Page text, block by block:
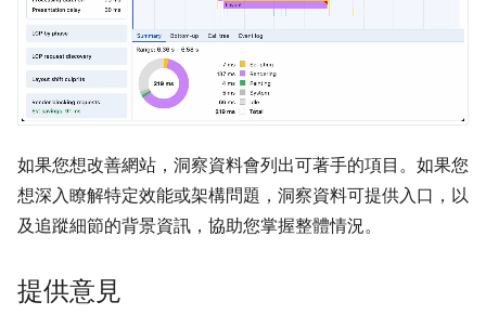
如果您想改善網站，洞察資料會列出可著手的項目。如果您
想深入瞭解特定效能或架構問題，洞察資料可提供入口，以
及追蹤細節的背景資訊，協助您掌握整體情況。
提供意見